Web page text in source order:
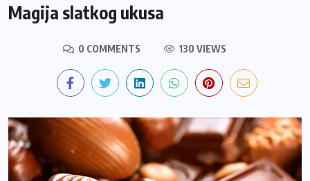
Magija slatkog ukusa
0 COMMENTS 130 VIEWS